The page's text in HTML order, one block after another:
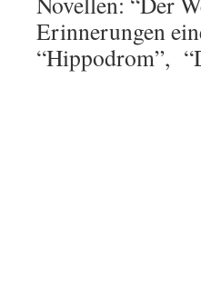
Erinnerungen
“Hippodrom”,